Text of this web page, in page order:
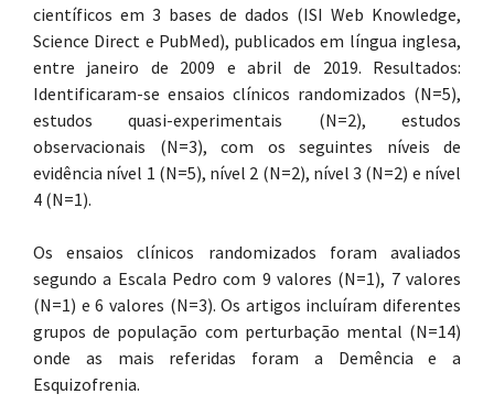
científicos em 3 bases de dados (ISI Web Knowledge,
Science Direct e PubMed), publicados em língua inglesa,
entre janeiro de 2009 e abril de 2019. Resultados:
Identificaram-se ensaios clínicos randomizados (N=5),
estudos quasi-experimentais (N=2), estudos
observacionais (N=3), com os seguintes níveis de
evidência nível 1 (N=5), nível 2 (N=2), nível 3 (N=2) e nível
4 (N=1).
Os ensaios clínicos randomizados foram avaliados
segundo a Escala Pedro com 9 valores (N=1), 7 valores
(N=1) e 6 valores (N=3). Os artigos incluíram diferentes
grupos de população com perturbação mental (N=14)
onde as mais referidas foram a Demência e a
Esquizofrenia.